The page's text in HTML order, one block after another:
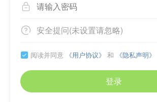

 安全提问(未设置请忽略)
 阅读并同意 《用户协议》 和 《隐私声明》
登录